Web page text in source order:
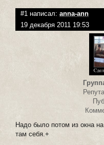
#1 написал: anna-ann
19 декабря 2011 19:53
Надо было потом из окна
там себя.+